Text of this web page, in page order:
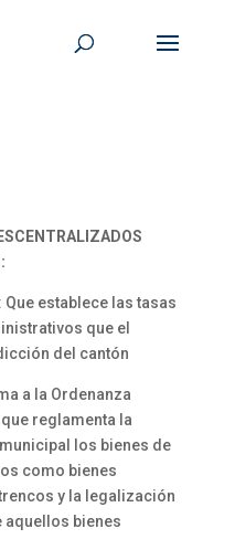
Que establece las tasas
que el
del cantón
a la Ordenanza
reglamenta la
los bienes de
como bienes
y la legalización
aquellos bienes